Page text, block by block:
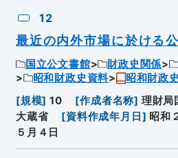
12
最近の内外市場に於ける
国立公文書館 財政史関係
昭和財政史資料
昭和財政
[規模] 10 [作成者名称] 理財局
大蔵省
[資料作成年月日 ] 昭和
５月４日